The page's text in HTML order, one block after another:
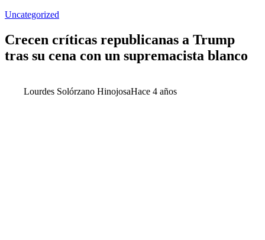
Uncategorized
Crecen críticas republicanas a Trump
tras su cena con un supremacista blanco
Lourdes Solórzano HinojosaHace 4 años